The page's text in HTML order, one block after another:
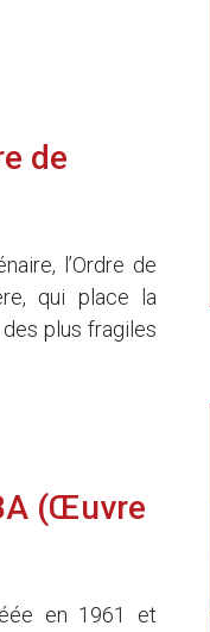
de
l’Ordre de
qui place la
plus fragiles
(Œuvre
en 1961 et